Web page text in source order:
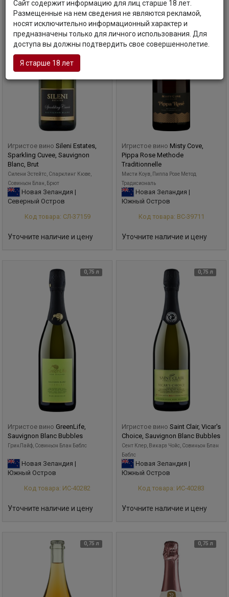
Игристое вино Sileni Estates,
Sparkling Cuvee, Sauvignon
Blanc, Brut
Силени Эстейтс, Спарклинг Кюве,
Совиньон Блан, Брют
Новая Зеландия |
Северный Остров
Код товара: СЛ-37159
Уточните наличие и цену
Игристое вино Misty Cove,
Pippa Rose Methode
Traditionnelle
Мисти Коув, Пиппа Розе Метод
Традисиональ
Новая Зеландия |
Южный Остров
Код товара: ВС-39711
Уточните наличие и цену
0,75 л
Игристое вино GreenLife,
Sauvignon Blanc Bubbles
ГринЛайф, Совиньон Блан Баблс
Новая Зеландия |
Южный Остров
Код товара: ИС-40282
Уточните наличие и цену
0,75 л
Игристое вино Saint Clair, Vicar's
Choice, Sauvignon Blanc Bubbles
Сент Клер, Викарз Чойс, Совиньон Блан
Баблс
Новая Зеландия |
Южный Остров
Код товара: ИС-40283
Уточните наличие и цену
0,75 л 0,75 л
Сайт содержит информацию для лиц старше 18 лет.
Размещенные на нем сведения не являются рекламой,
носят исключительно информационный характер и
предназначены только для личного использования. Для
доступа вы должны подтвердить свое совершеннолетие.
Я старше 18 лет